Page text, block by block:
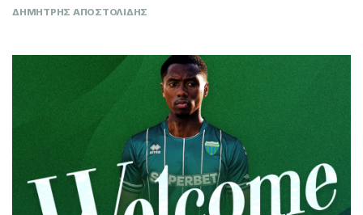
ΔΗΜΗΤΡΗΣ ΑΠΟΣΤΟΛΙΔΗΣ